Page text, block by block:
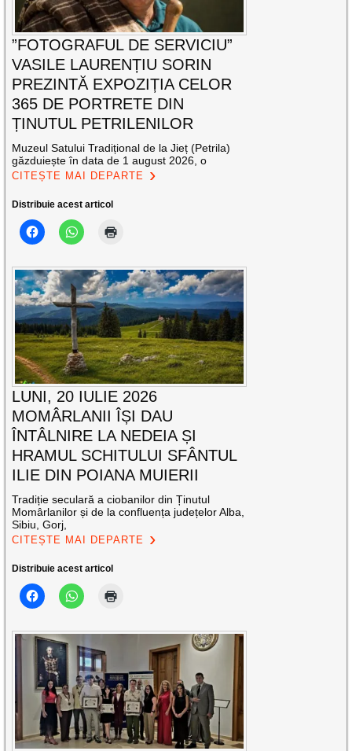
”FOTOGRAFUL DE SERVICIU”
VASILE LAURENȚIU SORIN
PREZINTĂ EXPOZIȚIA CELOR
365 DE PORTRETE DIN
ȚINUTUL PETRILENILOR
Muzeul Satului Tradițional de la Jieț (Petrila)
găzduiește în data de 1 august 2026, o
CITEȘTE MAI DEPARTE
Distribuie acest articol
LUNI, 20 IULIE 2026
MOMÂRLANII ÎȘI DAU
ÎNTÂLNIRE LA NEDEIA ȘI
HRAMUL SCHITULUI SFÂNTUL
ILIE DIN POIANA MUIERII
Tradiție seculară a ciobanilor din Ținutul
Momârlanilor și de la confluența județelor Alba,
Sibiu, Gorj,
CITEȘTE MAI DEPARTE
Distribuie acest articol